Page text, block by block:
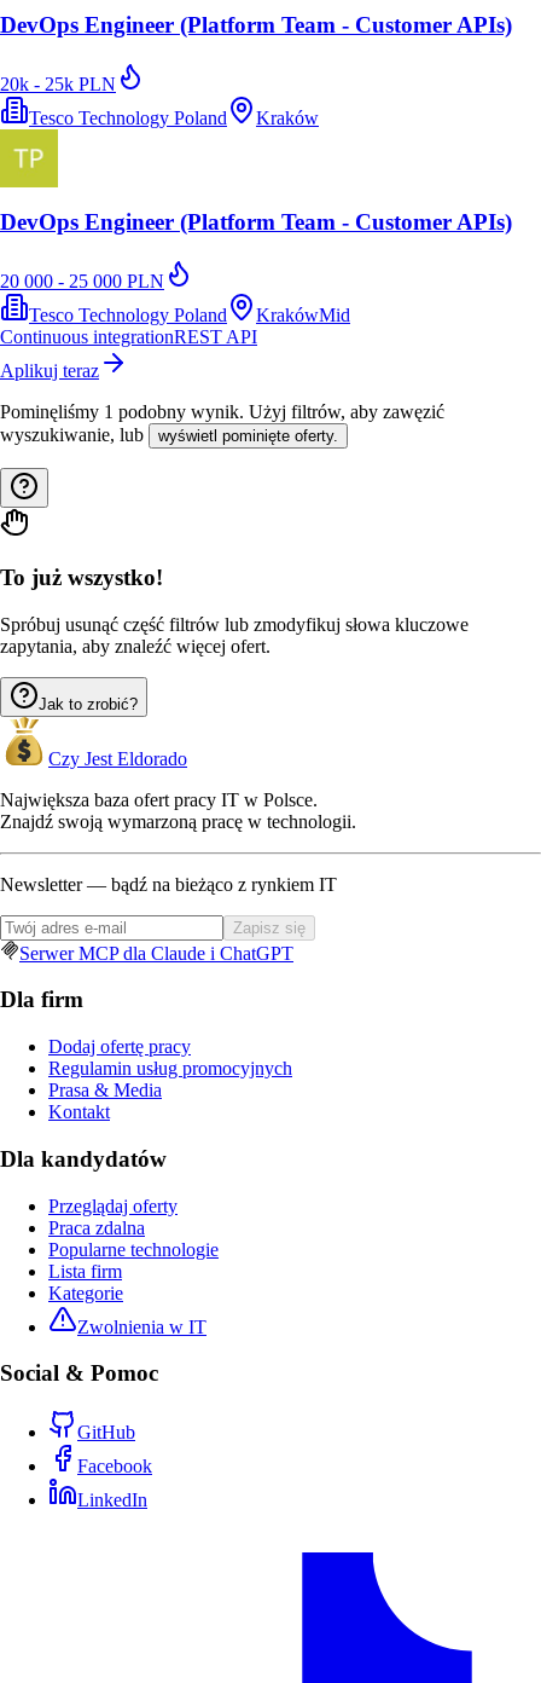
DevOps Engineer (Platform Team - Customer APIs)
20k - 25k PLN
Tesco Technology Poland
Kraków
DevOps Engineer (Platform Team - Customer APIs)
20 000 - 25 000 PLN
Tesco Technology Poland
KrakówMid
Continuous integrationREST API
Aplikuj teraz
Pominęliśmy 1 podobny wynik. Użyj filtrów, aby zawęzić
wyszukiwanie, lub
wyświetl pominięte oferty.
To już wszystko!
Spróbuj usunąć część filtrów lub zmodyfikuj słowa kluczowe
zapytania, aby znaleźć więcej ofert.
Jak to zrobić?
Czy Jest Eldorado
Największa baza ofert pracy IT w Polsce.
Znajdź swoją wymarzoną pracę w technologii.
Newsletter — bądź na bieżąco z rynkiem IT
Zapisz się
Serwer MCP dla Claude i ChatGPT
Dla firm
Dodaj ofertę pracy
Regulamin usług promocyjnych
Prasa & Media
Kontakt
Dla kandydatów
Przeglądaj oferty
Praca zdalna
Popularne technologie
Lista firm
Kategorie
Zwolnienia w IT
Social & Pomoc
GitHub
Facebook
LinkedIn